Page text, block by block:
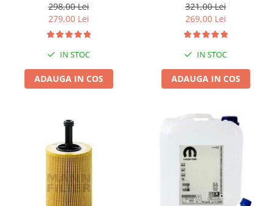
298,00 Lei
279,00 Lei
IN STOC
ADAUGA IN COS
321,00 Lei
269,00 Lei
IN STOC
ADAUGA IN COS